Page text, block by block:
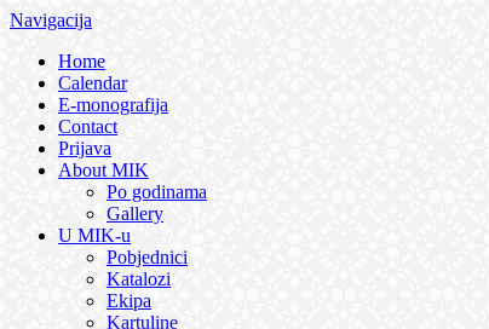
Navigacija
Home
Calendar
E-monografija
Contact
Prijava
About MIK
Po godinama
Gallery
U MIK-u
Pobjednici
Katalozi
Ekipa
Kartuline